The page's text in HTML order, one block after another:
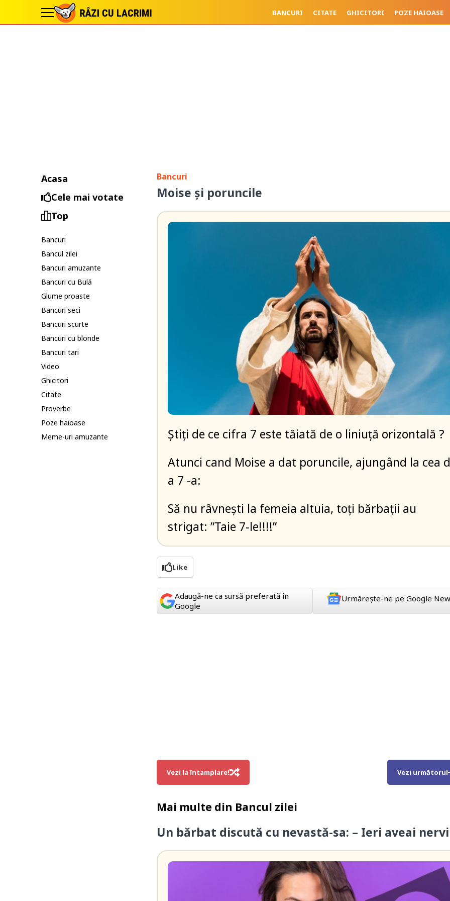
BANCURI CITATE GHICITORI POZE HAIOASE
Acasa
Cele mai votate
Top
Bancuri
Bancul zilei
Bancuri amuzante
Bancuri cu Bulă
Glume proaste
Bancuri seci
Bancuri scurte
Bancuri cu blonde
Bancuri tari
Video
Ghicitori
Citate
Proverbe
Poze haioase
Meme-uri amuzante
Bancuri
Moise şi poruncile
Știți de ce cifra 7 este tăiată de o liniuță orizontală ?
Atunci cand Moise a dat poruncile, ajungând la cea
a 7 -a:
Să nu râvnești la femeia altuia, toți bărbații au
strigat: ”Taie 7-le!!!!”
Like
Adaugă-ne ca sursă preferată în
Google
Urmărește-ne pe Google
Vezi la întamplare! Vezi următorul
Mai multe din Bancul zilei
Un bărbat discută cu nevastă-sa: – Ieri aveai nervi